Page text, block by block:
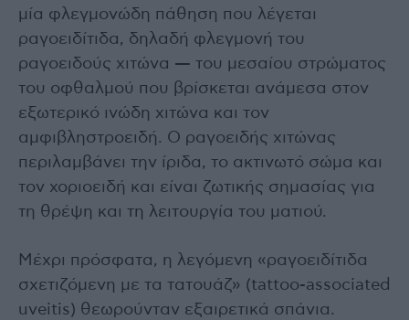
μία φλεγμονώδη πάθηση που λέγεται
ραγοειδίτιδα, δηλαδή φλεγμονή του
ραγοειδούς χιτώνα — του μεσαίου στρώματος
του οφθαλμού που βρίσκεται ανάμεσα στον
εξωτερικό ινώδη χιτώνα και τον
αμφιβληστροειδή. Ο ραγοειδής χιτώνας
περιλαμβάνει την ίριδα, το ακτινωτό σώμα και
τον χοριοειδή και είναι ζωτικής σημασίας για
τη θρέψη και τη λειτουργία του ματιού.
Μέχρι πρόσφατα, η λεγόμενη «ραγοειδίτιδα
σχετιζόμενη με τα τατουάζ» (tattoo-associated
uveitis) θεωρούνταν εξαιρετικά σπάνια.